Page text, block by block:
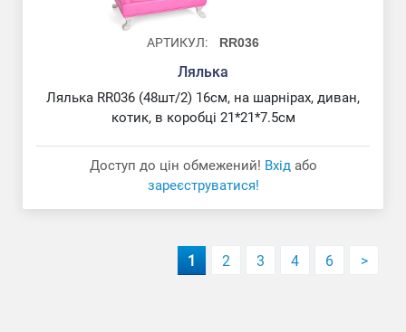
АРТИКУЛ: RR036
Лялька
Лялька RR036 (48шт/2) 16см, на шарнірах, диван,
котик, в коробці 21*21*7.5см
Доступ до цін обмежений! Вхід або
зареєструватися!
1 2 3 4 6 >